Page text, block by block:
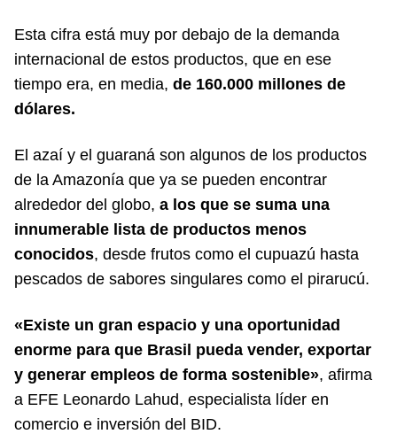
Esta cifra está muy por debajo de la demanda
internacional de estos productos, que en ese
tiempo era, en media, de 160.000 millones de
dólares.
El azaí y el guaraná son algunos de los productos
de la Amazonía que ya se pueden encontrar
alrededor del globo, a los que se suma una
innumerable lista de productos menos
conocidos, desde frutos como el cupuazú hasta
pescados de sabores singulares como el pirarucú.
«Existe un gran espacio y una oportunidad
enorme para que Brasil pueda vender, exportar
y generar empleos de forma sostenible», afirma
a EFE Leonardo Lahud, especialista líder en
comercio e inversión del BID.